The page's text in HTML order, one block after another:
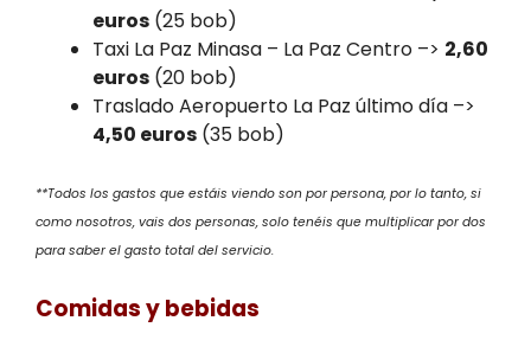
euros (25 bob)
Taxi La Paz Minasa – La Paz Centro –> 2,60
euros (20 bob)
Traslado Aeropuerto La Paz último día –>
4,50 euros (35 bob)
**Todos los gastos que estáis viendo son por persona, por lo tanto, si
como nosotros, vais dos personas, solo tenéis que multiplicar por dos
para saber el gasto total del servicio.
Comidas y bebidas